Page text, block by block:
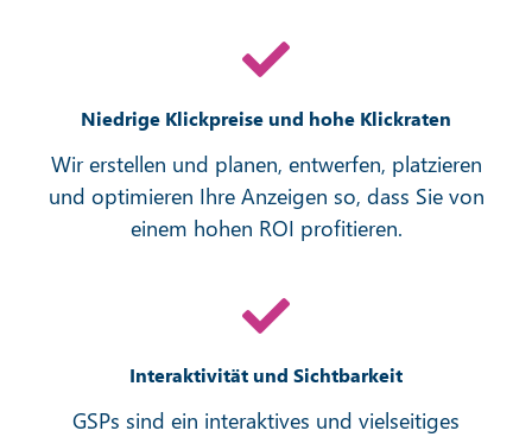
Niedrige Klickpreise und hohe Klickraten
Wir erstellen und planen, entwerfen, platzieren
und optimieren Ihre Anzeigen so, dass Sie von
einem hohen ROI profitieren.
Interaktivität und Sichtbarkeit
GSPs sind ein interaktives und vielseitiges